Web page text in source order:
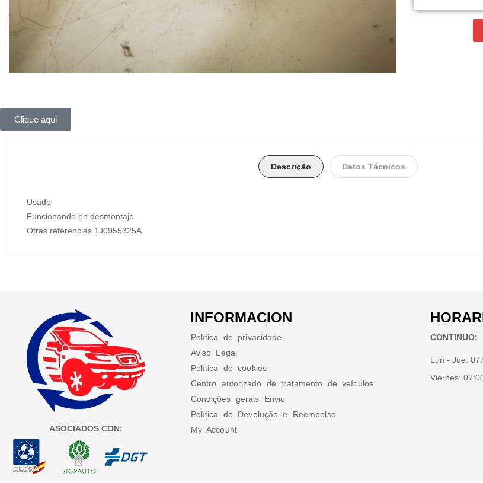
Clique aqui
Descrição Datos Técnicos
Usado
Funcionando en desmontaje
Otras referencias 1J0955325A
ASOCIADOS CON:
INFORMACION
Política de privacidade
Aviso Legal
Política de cookies
Centro autorizado de tratamento de veículos
Condições gerais Envio
Política de Devolução e Reembolso
My Account
CONTINUO:
Lun - Jue:
Viernes: